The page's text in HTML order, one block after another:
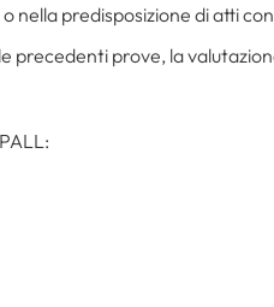
nella predisposizione di atti
prove, la